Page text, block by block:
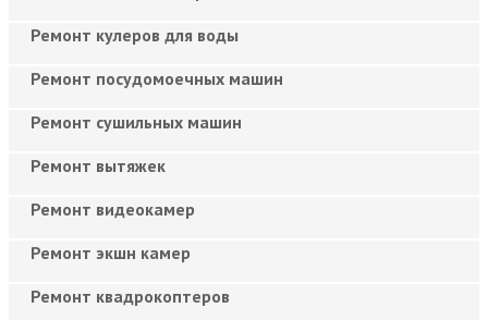
Ремонт кулеров для воды
Ремонт посудомоечных машин
Ремонт сушильных машин
Ремонт вытяжек
Ремонт видеокамер
Ремонт экшн камер
Ремонт квадрокоптеров